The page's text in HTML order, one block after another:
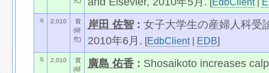
4) 2,010
賞
(研
究)
岸田 佐智: 女子大学生の産婦人科受
2010年6月. [EdbClient| EDB]
5) 2,010
賞
(研
廣島 佑香: Shosaikoto increases